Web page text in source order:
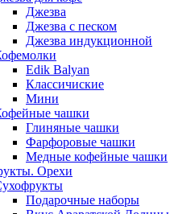
Джезва
Джезва с песком
Джезва индукционной
Edik Balyan
Классичиские
Мини
чашки
Глиняные чашки
Фарфоровые чашки
Медные кофейные чашки
Орехи
Подарочные наборы